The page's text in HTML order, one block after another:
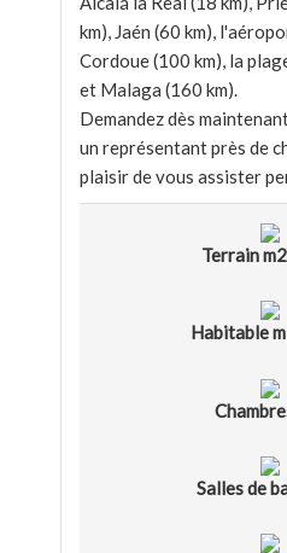
km), Jaén (60 km),
Cordoue (100 km), la
et Malaga (160 km).
Demandez dès
un représentant près de
plaisir de vous assister
Terrain
Habitable
Salles de